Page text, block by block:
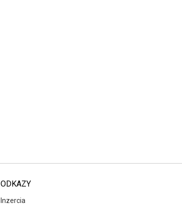
ODKAZY
Inzercia